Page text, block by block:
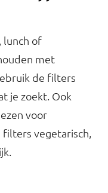
lunch of
met
de filters
je zoekt. Ook
voor
vegetarisch,